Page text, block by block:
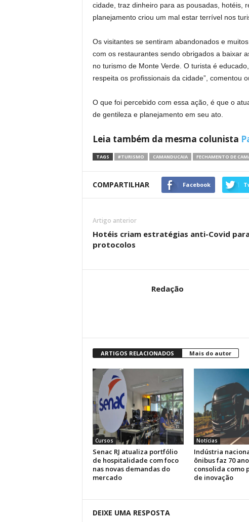
cidade, traz dinheiro para as pousadas, hotéis,
planejamento criou um mal estar terrível nos
Os visitantes se sentiram abandonados e
com os restaurantes sendo obrigados a baixar
no turismo de Monte Verde. O turista é
respeita os profissionais da cidade”, comentou
O que foi percebido com essa ação, é que o
de gentileza e planejamento em seu ato.
Leia também da mesma colunista
TAGS #TURISMO CAMANDUCAIA FECHAMENTO DE
COMPARTILHAR Facebook
Artigo anterior
Hotéis criam estratégias anti-Covid
protocolos
Redação
ARTIGOS RELACIONADOS Mais do autor
Cursos
Senac RJ atualiza portfólio
de hospitalidade com foco
nas novas demandas do
mercado
Notícias
Indústria
ônibus faz 70
consolida como
de inovação
DEIXE UMA RESPOSTA